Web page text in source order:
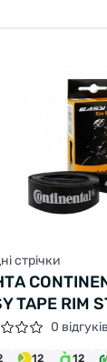
стрічки
TAPE RIM
20ГР.
0 відгуків
12 12